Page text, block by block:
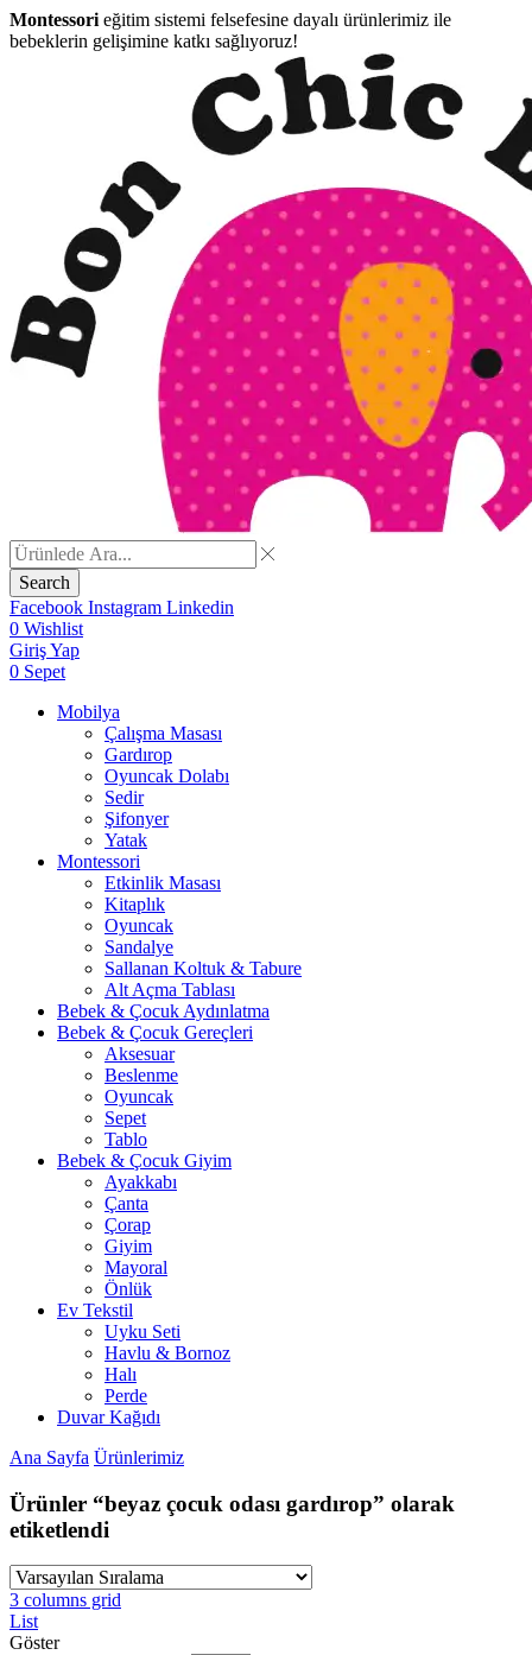
Montessori eğitim sistemi felsefesine dayalı ürünlerimiz ile
bebeklerin gelişimine katkı sağlıyoruz!
Search
Facebook Instagram Linkedin
0 Wishlist
Giriş Yap
0 Sepet
Mobilya
Çalışma Masası
Gardırop
⁠Oyuncak Dolabı
Sedir
Şifonyer
Yatak
Montessori
Etkinlik Masası
Kitaplık
Oyuncak
Sandalye
Sallanan Koltuk & Tabure
Alt Açma Tablası
Bebek & Çocuk Aydınlatma
Bebek & Çocuk Gereçleri
Aksesuar
Beslenme
Oyuncak
Sepet
Tablo
Bebek & Çocuk Giyim
Ayakkabı
Çanta
Çorap
Giyim
Mayoral
Önlük
Ev Tekstil
Uyku Seti
Havlu & Bornoz
Halı
Perde
Duvar Kağıdı
Ana Sayfa Ürünlerimiz
Ürünler “beyaz çocuk odası gardırop” olarak
etiketlendi
3 columns grid
List
Göster